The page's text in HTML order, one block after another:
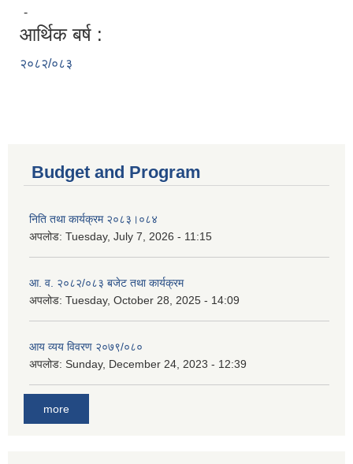
-
आर्थिक बर्ष :
२०८२/०८३
Budget and Program
निति तथा कार्यक्रम २०८३।०८४
अपलोड: Tuesday, July 7, 2026 - 11:15
आ. व. २०८२/०८३ बजेट तथा कार्यक्रम
अपलोड: Tuesday, October 28, 2025 - 14:09
आय व्यय विवरण २०७९/०८०
अपलोड: Sunday, December 24, 2023 - 12:39
more